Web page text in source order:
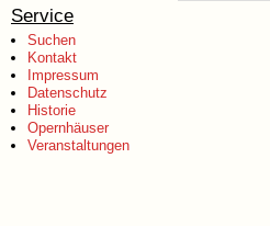
Service
Suchen
Kontakt
Impressum
Datenschutz
Historie
Opernhäuser
Veranstaltungen